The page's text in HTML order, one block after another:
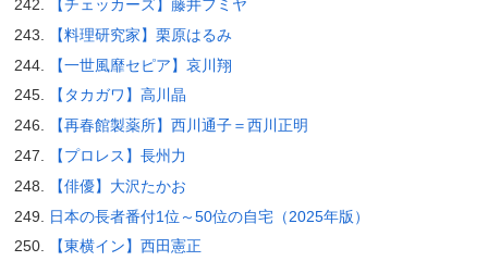
【チェッカーズ】藤井フミヤ
【料理研究家】栗原はるみ
【一世風靡セピア】哀川翔
【タカガワ】高川晶
【再春館製薬所】西川通子＝西川正明
【プロレス】長州力
【俳優】大沢たかお
日本の長者番付1位～50位の自宅（2025年版）
【東横イン】西田憲正